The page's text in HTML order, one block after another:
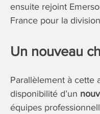
ensuite rejoint
France pour la
Un nouveau
Parallèlement à cette
disponibilité d’un
équipes